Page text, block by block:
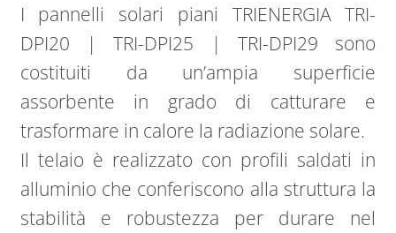
I pannelli solari piani TRIENERGIA TRI-
DPI20 | TRI-DPI25 | TRI-DPI29 sono
costituiti da un’ampia superficie
assorbente in grado di catturare e
trasformare in calore la radiazione solare.
Il telaio è realizzato con profili saldati in
alluminio che conferiscono alla struttura la
stabilità e robustezza per durare nel